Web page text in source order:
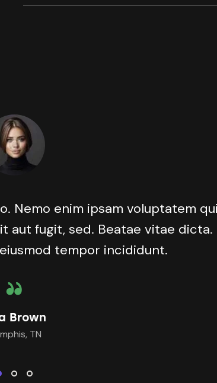
Nemo enim ipsam voluptatem
aut fugit, sed. Beatae vitae dicta.
tempor incididunt.
Brown
TN